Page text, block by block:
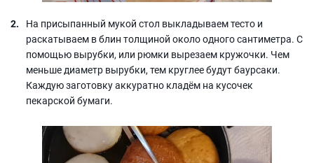
На присыпанный мукой стол выкладываем тесто и
раскатываем в блин толщиной около одного сантиметра. С
помощью вырубки, или рюмки вырезаем кружочки. Чем
меньше диаметр вырубки, тем круглее будут баурсаки.
Каждую заготовку аккуратно кладём на кусочек
пекарской бумаги.